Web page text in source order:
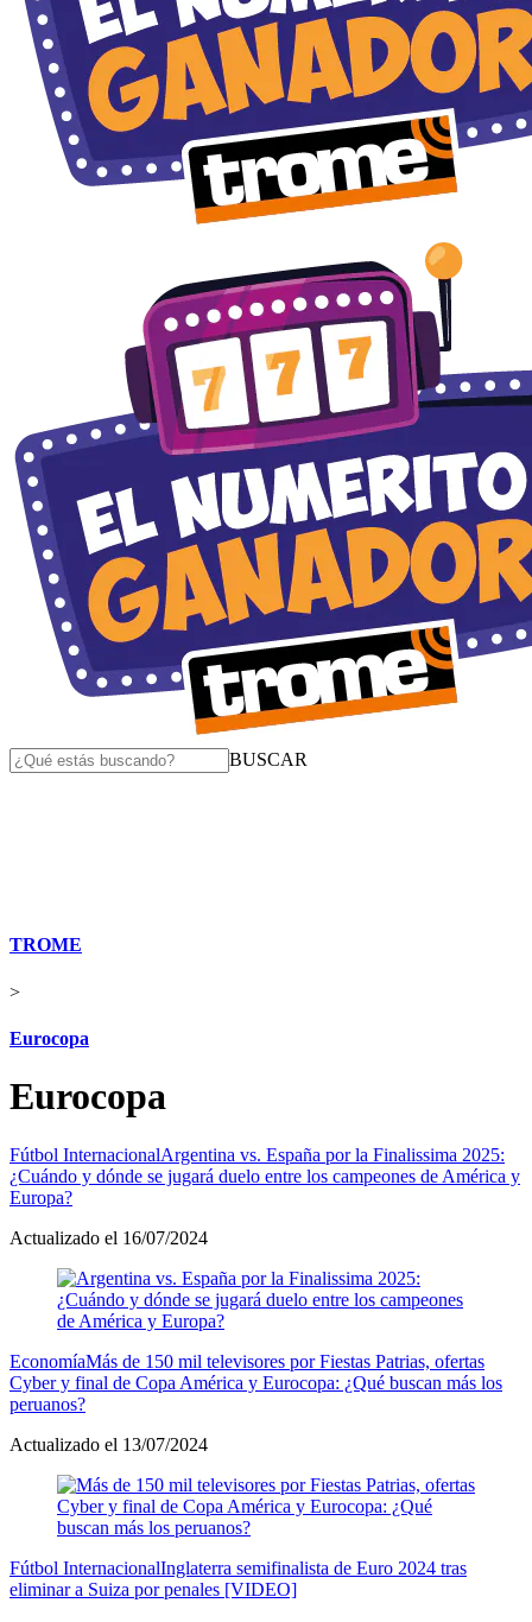
BUSCAR
TROME
>
Eurocopa
Eurocopa
Fútbol InternacionalArgentina vs. España por la Finalissima 2025:
¿Cuándo y dónde se jugará duelo entre los campeones de América y
Europa?
Actualizado el 16/07/2024
EconomíaMás de 150 mil televisores por Fiestas Patrias, ofertas
Cyber y final de Copa América y Eurocopa: ¿Qué buscan más los
peruanos?
Actualizado el 13/07/2024
Fútbol InternacionalInglaterra semifinalista de Euro 2024 tras
eliminar a Suiza por penales [VIDEO]